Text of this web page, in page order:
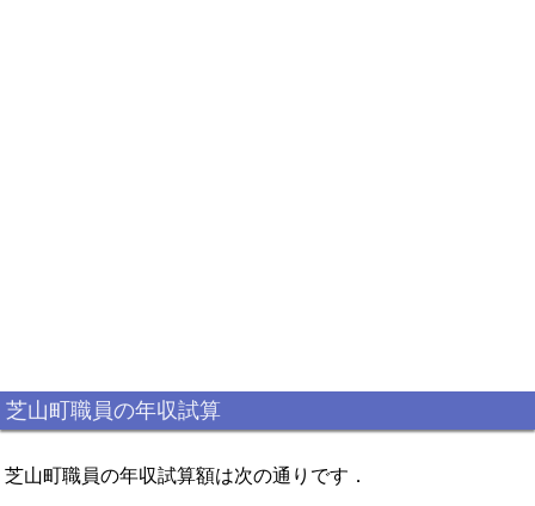
芝山町職員の年収試算
芝山町職員の年収試算額は次の通りです．